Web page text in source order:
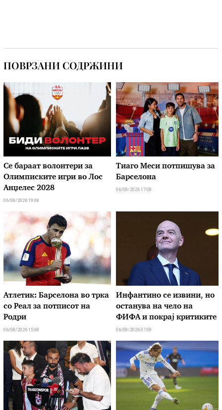
ПОВРЗАНИ СОДРЖИНИ
Се бараат волонтери за
Олимписките игри во Лос
Анџелес 2028
06/08/2026 19:08
Тиаго Меси потпишува за
Барселона
06/08/2026 17:08
Атлетик: Барселона во трка
со Реал за потписот на
Родри
06/08/2026 15:08
Инфантино се извини, но
останува на чело на
ФИФА и покрај критиките
06/08/2026 07:08